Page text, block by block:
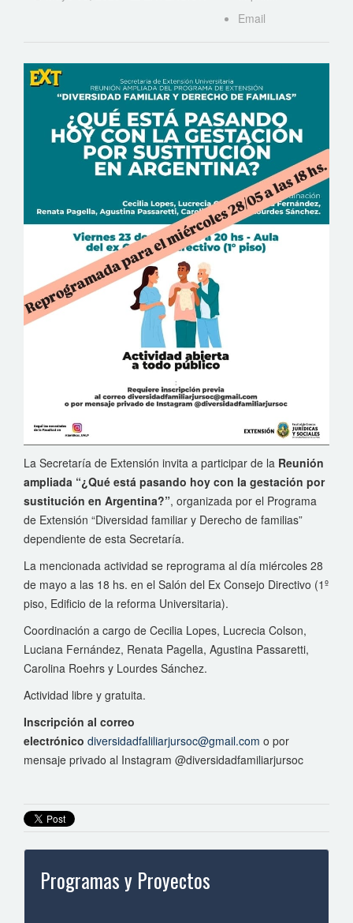
Email
La Secretaría de Extensión invita a participar de la Reunión
ampliada “¿Qué está pasando hoy con la gestación por
sustitución en Argentina?”, organizada por el Programa
de Extensión “Diversidad familiar y Derecho de familias”
dependiente de esta Secretaría.
La mencionada actividad se reprograma al día miércoles 28
de mayo a las 18 hs. en el Salón del Ex Consejo Directivo (1º
piso, Edificio de la reforma Universitaria).
Coordinación a cargo de Cecilia Lopes, Lucrecia Colson,
Luciana Fernández, Renata Pagella, Agustina Passaretti,
Carolina Roehrs y Lourdes Sánchez.
Actividad libre y gratuita.
Inscripción al correo
electrónico diversidadfaliliarjursoc@gmail.com o por
mensaje privado al Instagram @diversidadfamiliarjursoc
Programas y Proyectos